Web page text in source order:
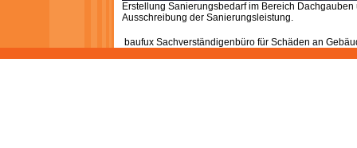
Erstellung Sanierungsbedarf im Bereich Dachgauben
Ausschreibung der Sanierungsleistung.
baufux Sachverständigenbüro für Schäden an